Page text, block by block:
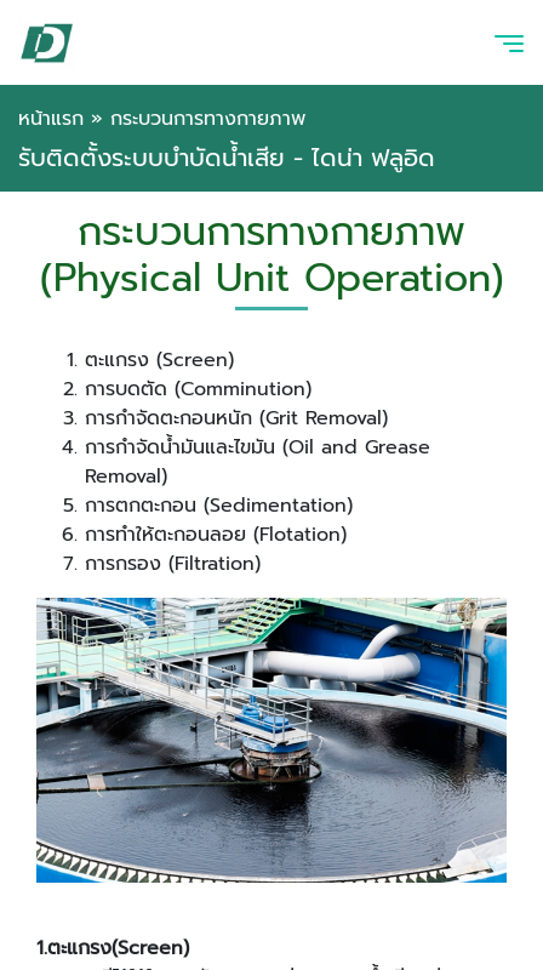
หน้าแรก » กระบวนการทางกายภาพ
รับติดตั้งระบบบำบัดน้ำเสีย - ไดน่า ฟลูอิด
กระบวนการทางกายภาพ
(Physical Unit Operation)
ตะแกรง (Screen)
การบดตัด (Comminution)
การกำจัดตะกอนหนัก (Grit Removal)
การกำจัดน้ำมันและไขมัน (Oil and Grease
Removal)
การตกตะกอน (Sedimentation)
การทำให้ตะกอนลอย (Flotation)
การกรอง (Filtration)
1.ตะแกรง(Screen)